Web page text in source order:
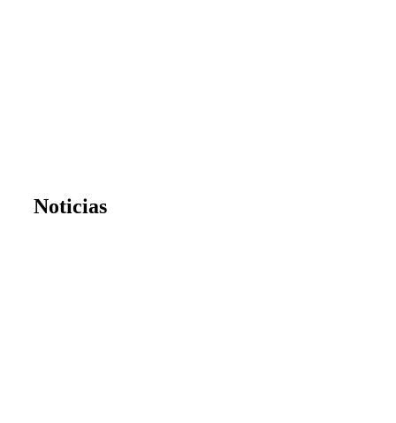
Noticias